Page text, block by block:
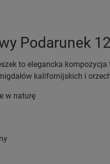
Podarunek
to elegancka kompozycja
kalifornijskich i
w naturę